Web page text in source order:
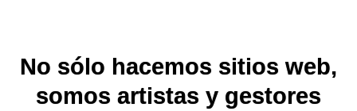
No sólo hacemos sitios web,
somos artistas y gestores